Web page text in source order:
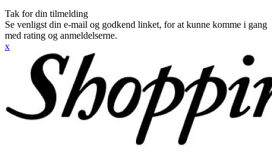
Tak for din tilmelding
Se venligst din e-mail og godkend linket, for at kunne komme i gang
med rating og anmeldelserne.
x